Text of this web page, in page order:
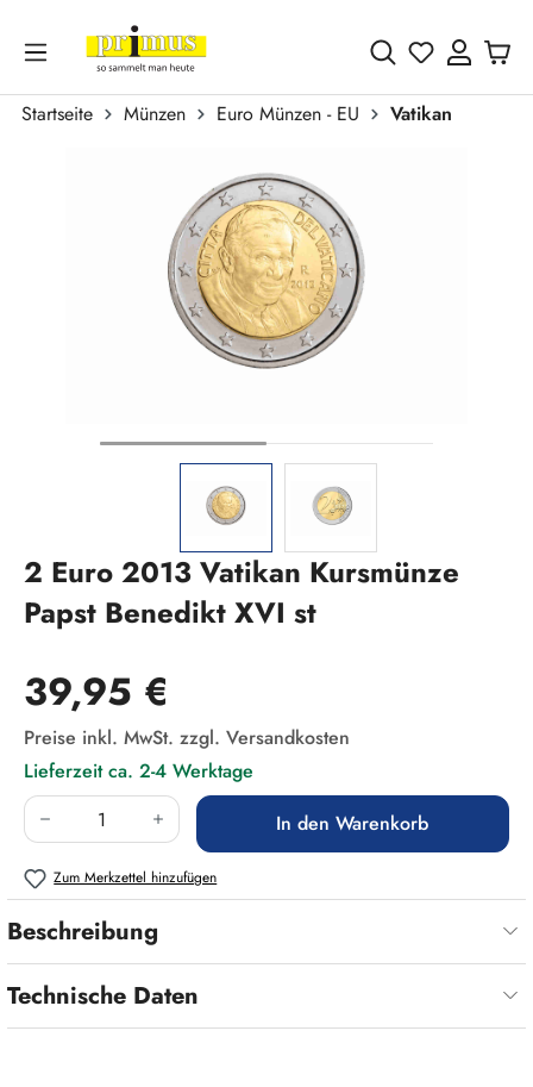
Zum Hauptinhalt springen
Du hast 0
Startseite Münzen Euro Münzen - EU
Vatikan
2 Euro 2013 Vatikan Kursmünze
Papst Benedikt XVI st
Regulärer Preis:
39,95 €
Preise inkl. MwSt. zzgl. Versandkosten
Lieferzeit ca. 2-4 Werktage
Produkt Anzahl: Gib den gewünschten Wert
In den Warenkorb
Zum Merkzettel hinzufügen
Beschreibung
Technische Daten